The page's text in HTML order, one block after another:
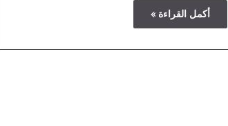
أكمل القراءة »